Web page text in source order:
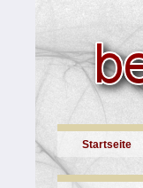
Startseite